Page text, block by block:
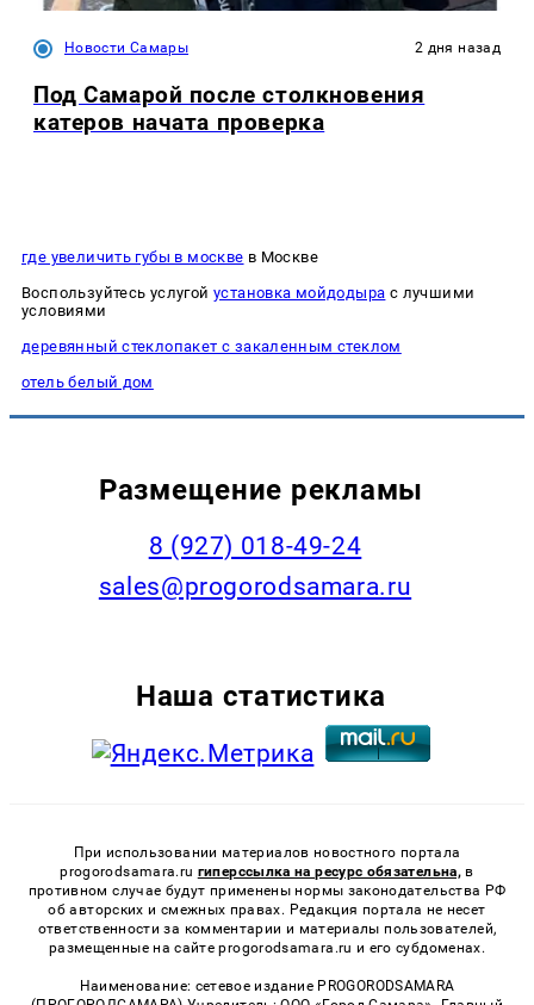
Новости Самары 2 дня назад
Под Самарой после столкновения
катеров начата проверка
где увеличить губы в москве в Москве
Воспользуйтесь услугой установка мойдодыра с лучшими
условиями
деревянный стеклопакет с закаленным стеклом
отель белый дом
Размещение рекламы
8 (927) 018-49-24
sales@progorodsamara.ru
Наша статистика
При использовании материалов новостного портала
progorodsamara.ru гиперссылка на ресурс обязательна, в
противном случае будут применены нормы законодательства РФ
об авторских и смежных правах. Редакция портала не несет
ответственности за комментарии и материалы пользователей,
размещенные на сайте progorodsamara.ru и его субдоменах.
Наименование: сетевое издание PROGORODSAMARA